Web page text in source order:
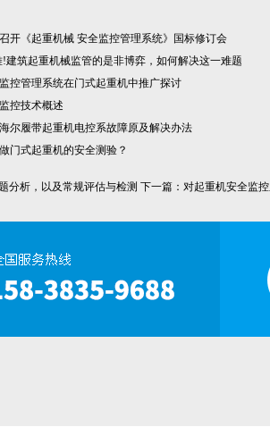
召开《起重机械 安全监控管理系统》国标修订会
建筑起重机械监管的是非博弈，如何解决这一难题
控管理系统在门式起重机中推广探讨
控技术概述
尔履带起重机电控系故障原及解决办法
门式起重机的安全测验？
分析，以及常规评估与检测 下一篇： 对起重机安全监